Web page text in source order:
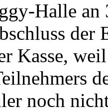
Halle an
Kasse,
noch